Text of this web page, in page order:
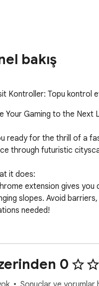
bakış
Kontroller: Topu kontrol
Your Gaming to the Next
ready for the thrill of a
through futuristic
it does:
extension gives
slopes. Avoid
needed!
Fun: Enjoy unlimited play
Controls: Intuitive
Access: Play instantly
0